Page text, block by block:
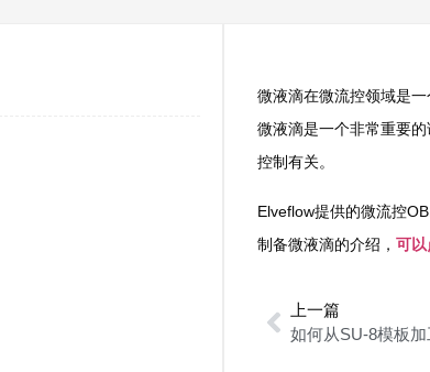
微液滴在微流控领域是
微液滴是一个非常重要
控制有关。
Elveflow提供的微流控
制备微液滴的介绍， 可以
上一篇
如何从SU-8模板